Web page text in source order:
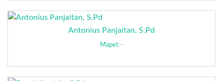
Antonius Panjaitan, S.Pd
Mapel: -